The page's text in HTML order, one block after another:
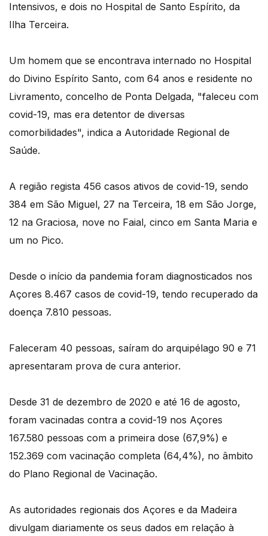
Intensivos, e dois no Hospital de Santo Espírito, da
Ilha Terceira.
Um homem que se encontrava internado no Hospital
do Divino Espírito Santo, com 64 anos e residente no
Livramento, concelho de Ponta Delgada, "faleceu com
covid-19, mas era detentor de diversas
comorbilidades", indica a Autoridade Regional de
Saúde.
A região regista 456 casos ativos de covid-19, sendo
384 em São Miguel, 27 na Terceira, 18 em São Jorge,
12 na Graciosa, nove no Faial, cinco em Santa Maria e
um no Pico.
Desde o início da pandemia foram diagnosticados nos
Açores 8.467 casos de covid-19, tendo recuperado da
doença 7.810 pessoas.
Faleceram 40 pessoas, saíram do arquipélago 90 e 71
apresentaram prova de cura anterior.
Desde 31 de dezembro de 2020 e até 16 de agosto,
foram vacinadas contra a covid-19 nos Açores
167.580 pessoas com a primeira dose (67,9%) e
152.369 com vacinação completa (64,4%), no âmbito
do Plano Regional de Vacinação.
As autoridades regionais dos Açores e da Madeira
divulgam diariamente os seus dados em relação à